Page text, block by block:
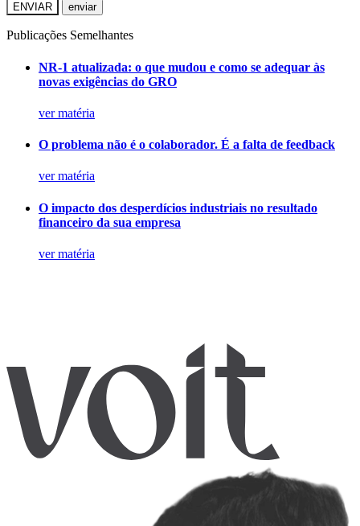
ENVIAR
Publicações Semelhantes
NR-1 atualizada: o que mudou e como se adequar às
novas exigências do GRO
ver matéria
O problema não é o colaborador. É a falta de feedback
ver matéria
O impacto dos desperdícios industriais no resultado
financeiro da sua empresa
ver matéria